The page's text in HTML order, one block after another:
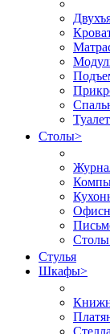
Столы>
Стулья
Шкафы>